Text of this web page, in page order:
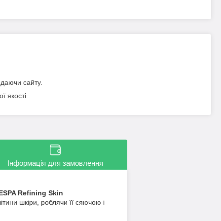
сайту.
якості
Інформація для замовлення
Refining Skin
шкіри, роблячи її сяючою і